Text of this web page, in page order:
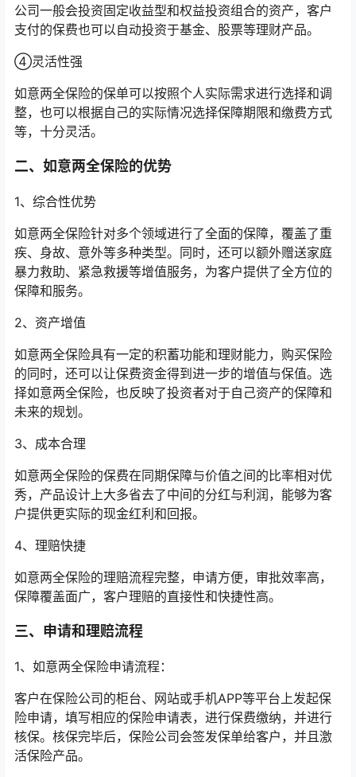
公司一般会投资固定收益型和权益投资组合的资产，客户
支付的保费也可以自动投资于基金、股票等理财产品。
④灵活性强
如意两全保险的保单可以按照个人实际需求进行选择和调
整，也可以根据自己的实际情况选择保障期限和缴费方式
等，十分灵活。
二、如意两全保险的优势
1、综合性优势
如意两全保险针对多个领域进行了全面的保障，覆盖了重
疾、身故、意外等多种类型。同时，还可以额外赠送家庭
暴力救助、紧急救援等增值服务，为客户提供了全方位的
保障和服务。
2、资产增值
如意两全保险具有一定的积蓄功能和理财能力，购买保险
的同时，还可以让保费资金得到进一步的增值与保值。选
择如意两全保险，也反映了投资者对于自己资产的保障和
未来的规划。
3、成本合理
如意两全保险的保费在同期保障与价值之间的比率相对优
秀，产品设计上大多省去了中间的分红与利润，能够为客
户提供更实际的现金红利和回报。
4、理赔快捷
如意两全保险的理赔流程完整，申请方便，审批效率高，
保障覆盖面广，客户理赔的直接性和快捷性高。
三、申请和理赔流程
1、如意两全保险申请流程：
客户在保险公司的柜台、网站或手机APP等平台上发起保
险申请，填写相应的保险申请表，进行保费缴纳，并进行
核保。核保完毕后，保险公司会签发保单给客户，并且激
活保险产品。